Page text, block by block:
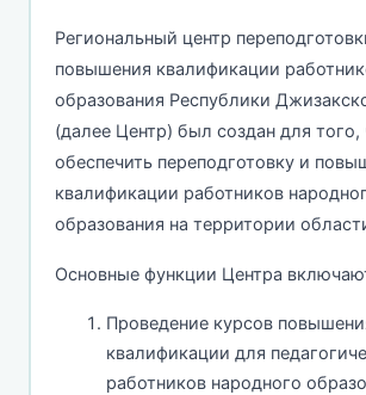
Региональный центр
повышения квалификации
образования Республики
(далее Центр) был создан для того,
обеспечить переподготовку и
квалификации работников
образования на территории
Основные функции Центра
Проведение курсов
квалификации для
работников народного